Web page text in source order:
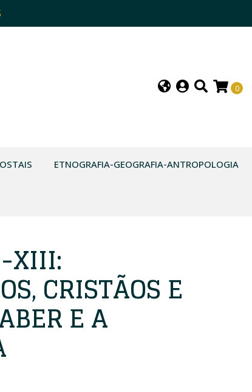
0
ETNOGRAFIA-GEOGRAFIA-ANTROPOLOGIA
XIII:
CRISTÃOS E
E A